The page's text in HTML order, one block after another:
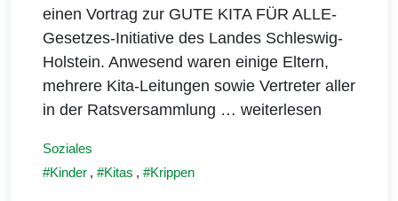
einen Vortrag zur GUTE KITA FÜR ALLE-
Gesetzes-Initiative des Landes Schleswig-
Holstein. Anwesend waren einige Eltern,
mehrere Kita-Leitungen sowie Vertreter aller
in der Ratsversammlung … weiterlesen
Soziales
Kinder , Kitas , Krippen